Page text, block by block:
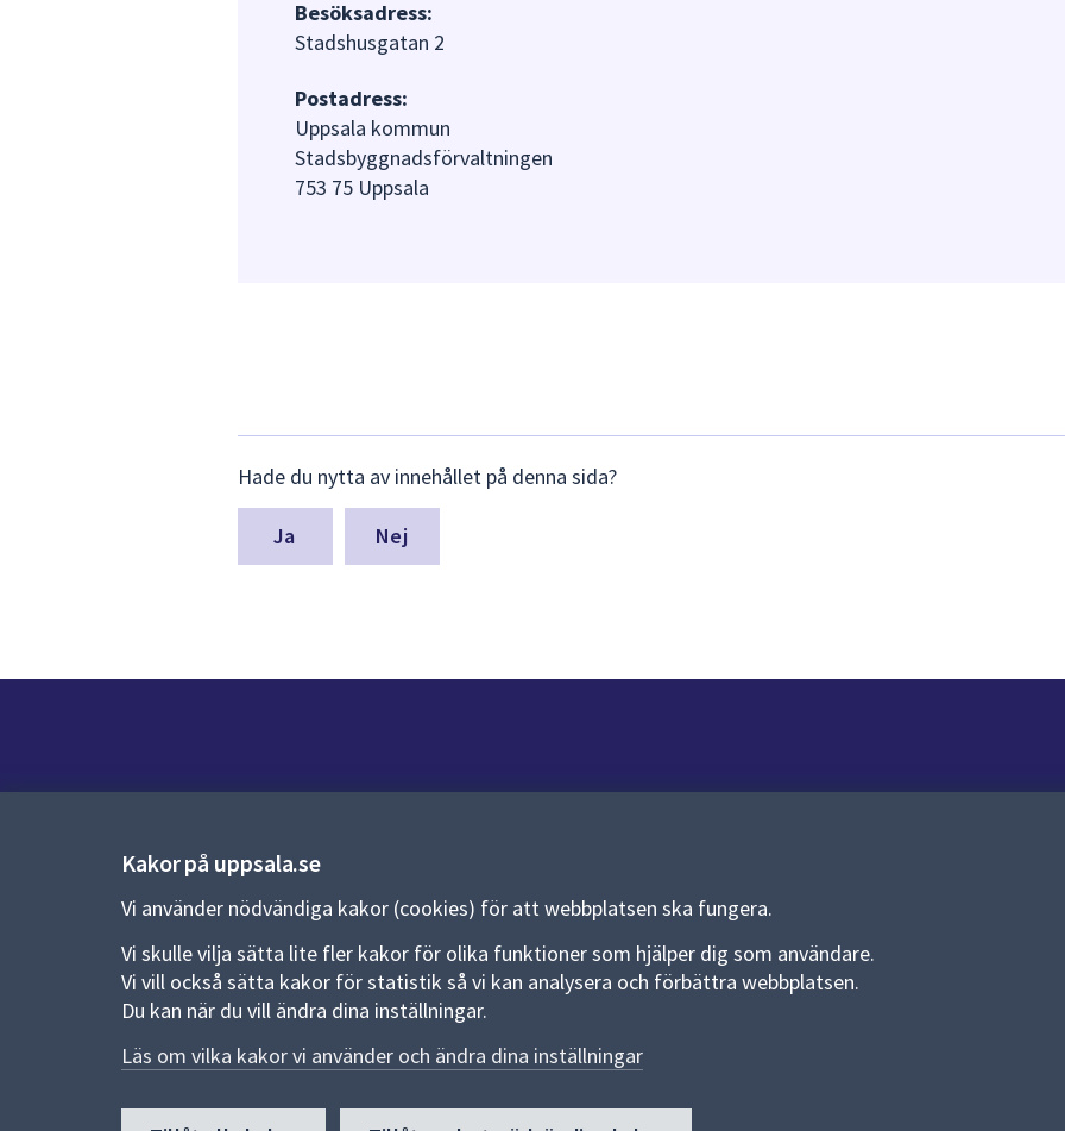
Kakor på uppsala.se
Vi använder nödvändiga kakor (cookies) för att webbplatsen ska fungera.
Vi skulle vilja sätta lite fler kakor för olika funktioner som hjälper dig som användare.
Vi vill också sätta kakor för statistik så vi kan analysera och förbättra webbplatsen.
Du kan när du vill ändra dina inställningar.
Läs om vilka kakor vi använder och ändra dina inställningar
Besöksadress:
Stadshusgatan 2
Postadress:
Uppsala kommun
Stadsbyggnadsförvaltningen
753 75 Uppsala
synpunkter
för
denna
Hade du nytta av innehållet på denna sida?
Nej
Kontaktcenter:018-727 00 00
E-post:uppsala.kommun@uppsala.se
Fler kontaktvägar
Pressrum
Nyheter och pressmeddelanden
Allmänna handlingar och diarium
Behandling av personuppgifter
Kakor
Språk (other languages)